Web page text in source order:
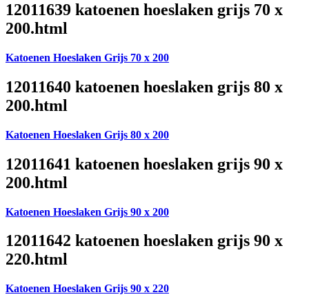
12011639 katoenen hoeslaken grijs 70 x
200.html
Katoenen Hoeslaken Grijs 70 x 200
12011640 katoenen hoeslaken grijs 80 x
200.html
Katoenen Hoeslaken Grijs 80 x 200
12011641 katoenen hoeslaken grijs 90 x
200.html
Katoenen Hoeslaken Grijs 90 x 200
12011642 katoenen hoeslaken grijs 90 x
220.html
Katoenen Hoeslaken Grijs 90 x 220